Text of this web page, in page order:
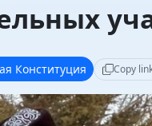
Конституция Copy